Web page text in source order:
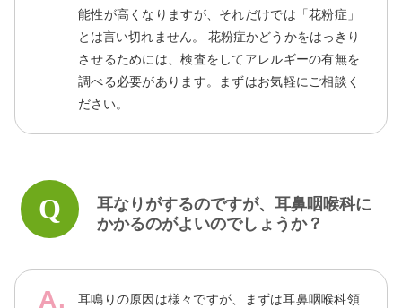
能性が高くなりますが、それだけでは「花粉症」
とは言い切れません。 花粉症かどうかをはっきり
させるためには、検査をしてアレルギーの有無を
調べる必要があります。まずはお気軽にご相談く
ださい。
耳なりがするのですが、耳鼻咽喉科に
かかるのがよいのでしょうか？
耳鳴りの原因は様々ですが、まずは耳鼻咽喉科領